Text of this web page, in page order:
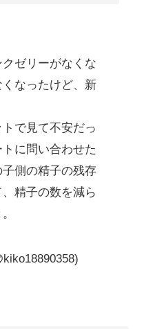
ゼリーがなくな
なったけど、新
で見て不安だっ
に問い合わせた
側の精子の残存
精子の数を減ら